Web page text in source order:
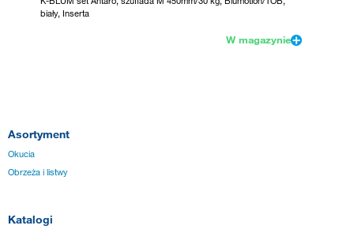
biały, Inserta
W magazynie
Asortyment
Okucia
Obrzeża i listwy
Katalogi